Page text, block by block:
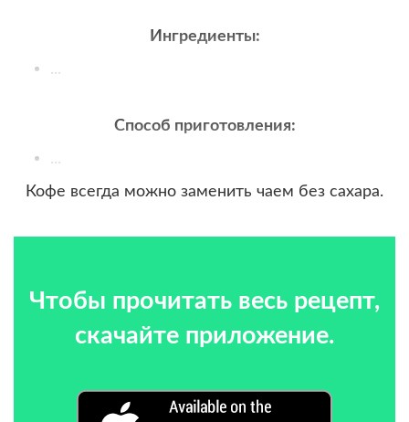
Ингредиенты:
...
Способ приготовления:
...
Кофе всегда можно заменить чаем без сахара.
Чтобы прочитать весь рецепт,
скачайте приложение.